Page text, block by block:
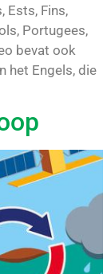
Ests, Fins,
Portugees,
bevat ook
het Engels, die